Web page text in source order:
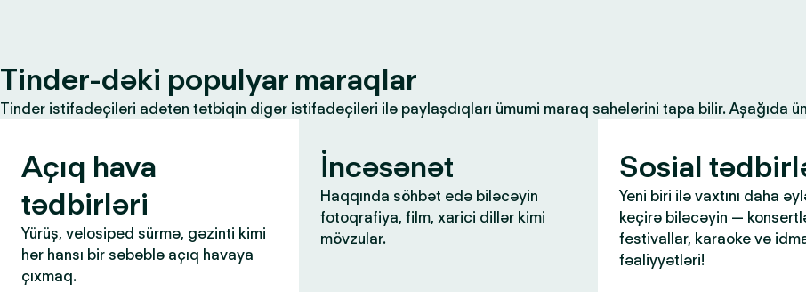
Tinder-dəki populyar maraqlar
Tinder istifadəçiləri adətən tətbiqin digər istifadəçiləri ilə paylaşdıqları ümumi maraq sahələrini tapa bilir. Aşağıda
Açıq hava
tədbirləri
Yürüş, velosiped sürmə, gəzinti kimi
hər hansı bir səbəblə açıq havaya
çıxmaq.
İncəsənət
Haqqında söhbət edə biləcəyin
fotoqrafiya, film, xarici dillər kimi
mövzular.
Sosial
Yeni biri ilə vaxtını daha
keçirə biləcəyin —
festivallar, karaoke və
fəaliyyətləri!